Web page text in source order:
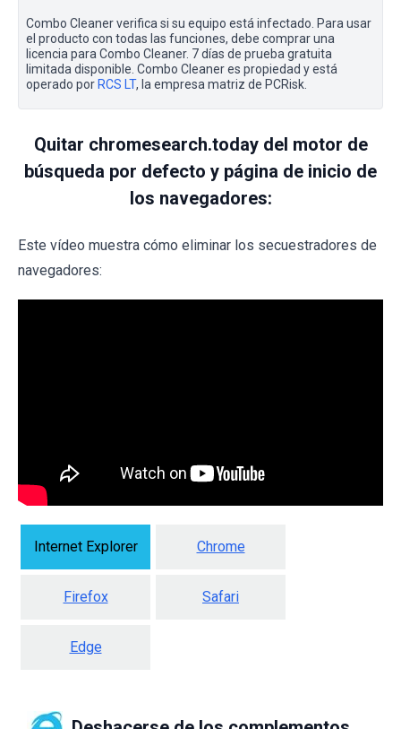
Combo Cleaner verifica si su equipo está infectado. Para usar
el producto con todas las funciones, debe comprar una
licencia para Combo Cleaner. 7 días de prueba gratuita
limitada disponible. Combo Cleaner es propiedad y está
operado por RCS LT, la empresa matriz de PCRisk.
Quitar chromesearch.today del motor de
búsqueda por defecto y página de inicio de
los navegadores:
Este vídeo muestra cómo eliminar los secuestradores de
navegadores:
Internet Explorer Chrome
Firefox Safari
Edge